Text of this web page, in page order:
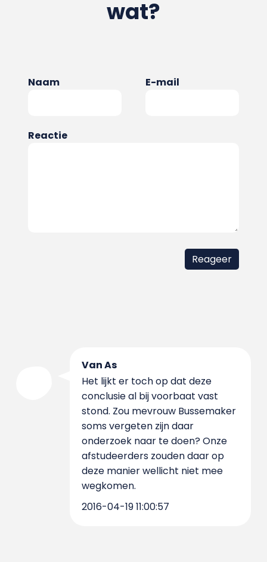
wat?
Naam E-mail
Reactie
Van As
Het lijkt er toch op dat deze
conclusie al bij voorbaat vast
stond. Zou mevrouw Bussemaker
soms vergeten zijn daar
onderzoek naar te doen? Onze
afstudeerders zouden daar op
deze manier wellicht niet mee
wegkomen.
2016-04-19 11:00:57